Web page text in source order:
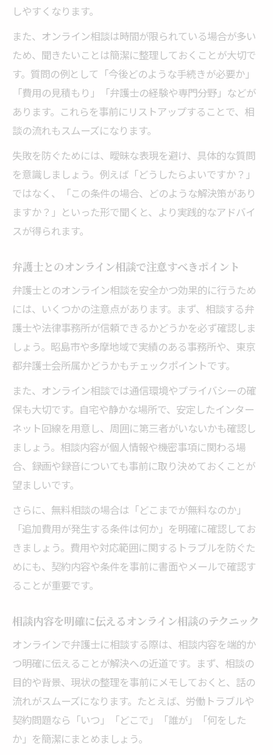
しやすくなります。
また、オンライン相談は時間が限られている場合が多い
ため、聞きたいことは簡潔に整理しておくことが大切で
す。質問の例として「今後どのような手続きが必要か」
「費用の見積もり」「弁護士の経験や専門分野」などが
あります。これらを事前にリストアップすることで、相
談の流れもスムーズになります。
失敗を防ぐためには、曖昧な表現を避け、具体的な質問
を意識しましょう。例えば「どうしたらよいですか？」
ではなく、「この条件の場合、どのような解決策があり
ますか？」といった形で聞くと、より実践的なアドバイ
スが得られます。
弁護士とのオンライン相談で注意すべきポイント
弁護士とのオンライン相談を安全かつ効果的に行うため
には、いくつかの注意点があります。まず、相談する弁
護士や法律事務所が信頼できるかどうかを必ず確認しま
しょう。昭島市や多摩地域で実績のある事務所や、東京
都弁護士会所属かどうかもチェックポイントです。
また、オンライン相談では通信環境やプライバシーの確
保も大切です。自宅や静かな場所で、安定したインター
ネット回線を用意し、周囲に第三者がいないかも確認し
ましょう。相談内容が個人情報や機密事項に関わる場
合、録画や録音についても事前に取り決めておくことが
望ましいです。
さらに、無料相談の場合は「どこまでが無料なのか」
「追加費用が発生する条件は何か」を明確に確認してお
きましょう。費用や対応範囲に関するトラブルを防ぐた
めにも、契約内容や条件を事前に書面やメールで確認す
ることが重要です。
相談内容を明確に伝えるオンライン相談のテクニック
オンラインで弁護士に相談する際は、相談内容を端的か
つ明確に伝えることが解決への近道です。まず、相談の
目的や背景、現状の整理を事前にメモしておくと、話の
流れがスムーズになります。たとえば、労働トラブルや
契約問題なら「いつ」「どこで」「誰が」「何をした
か」を簡潔にまとめましょう。